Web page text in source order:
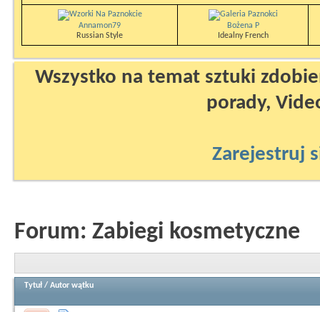
Annamon79
Russian Style
Bożena P
Idealny French
Wszystko na temat sztuki
porady,
Zarejestruj
Forum: Zabiegi kosmetyczne
Tytuł / Autor wątku